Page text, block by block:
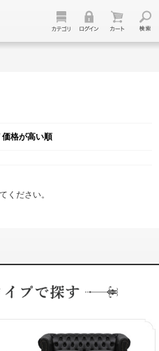
価格が高い順
ください。